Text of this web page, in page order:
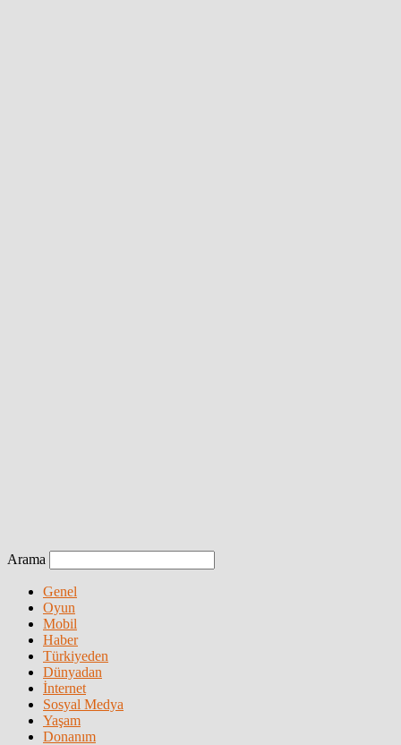
Arama
Genel
Oyun
Mobil
Haber
Türkiyeden
Dünyadan
İnternet
Sosyal Medya
Yaşam
Donanım